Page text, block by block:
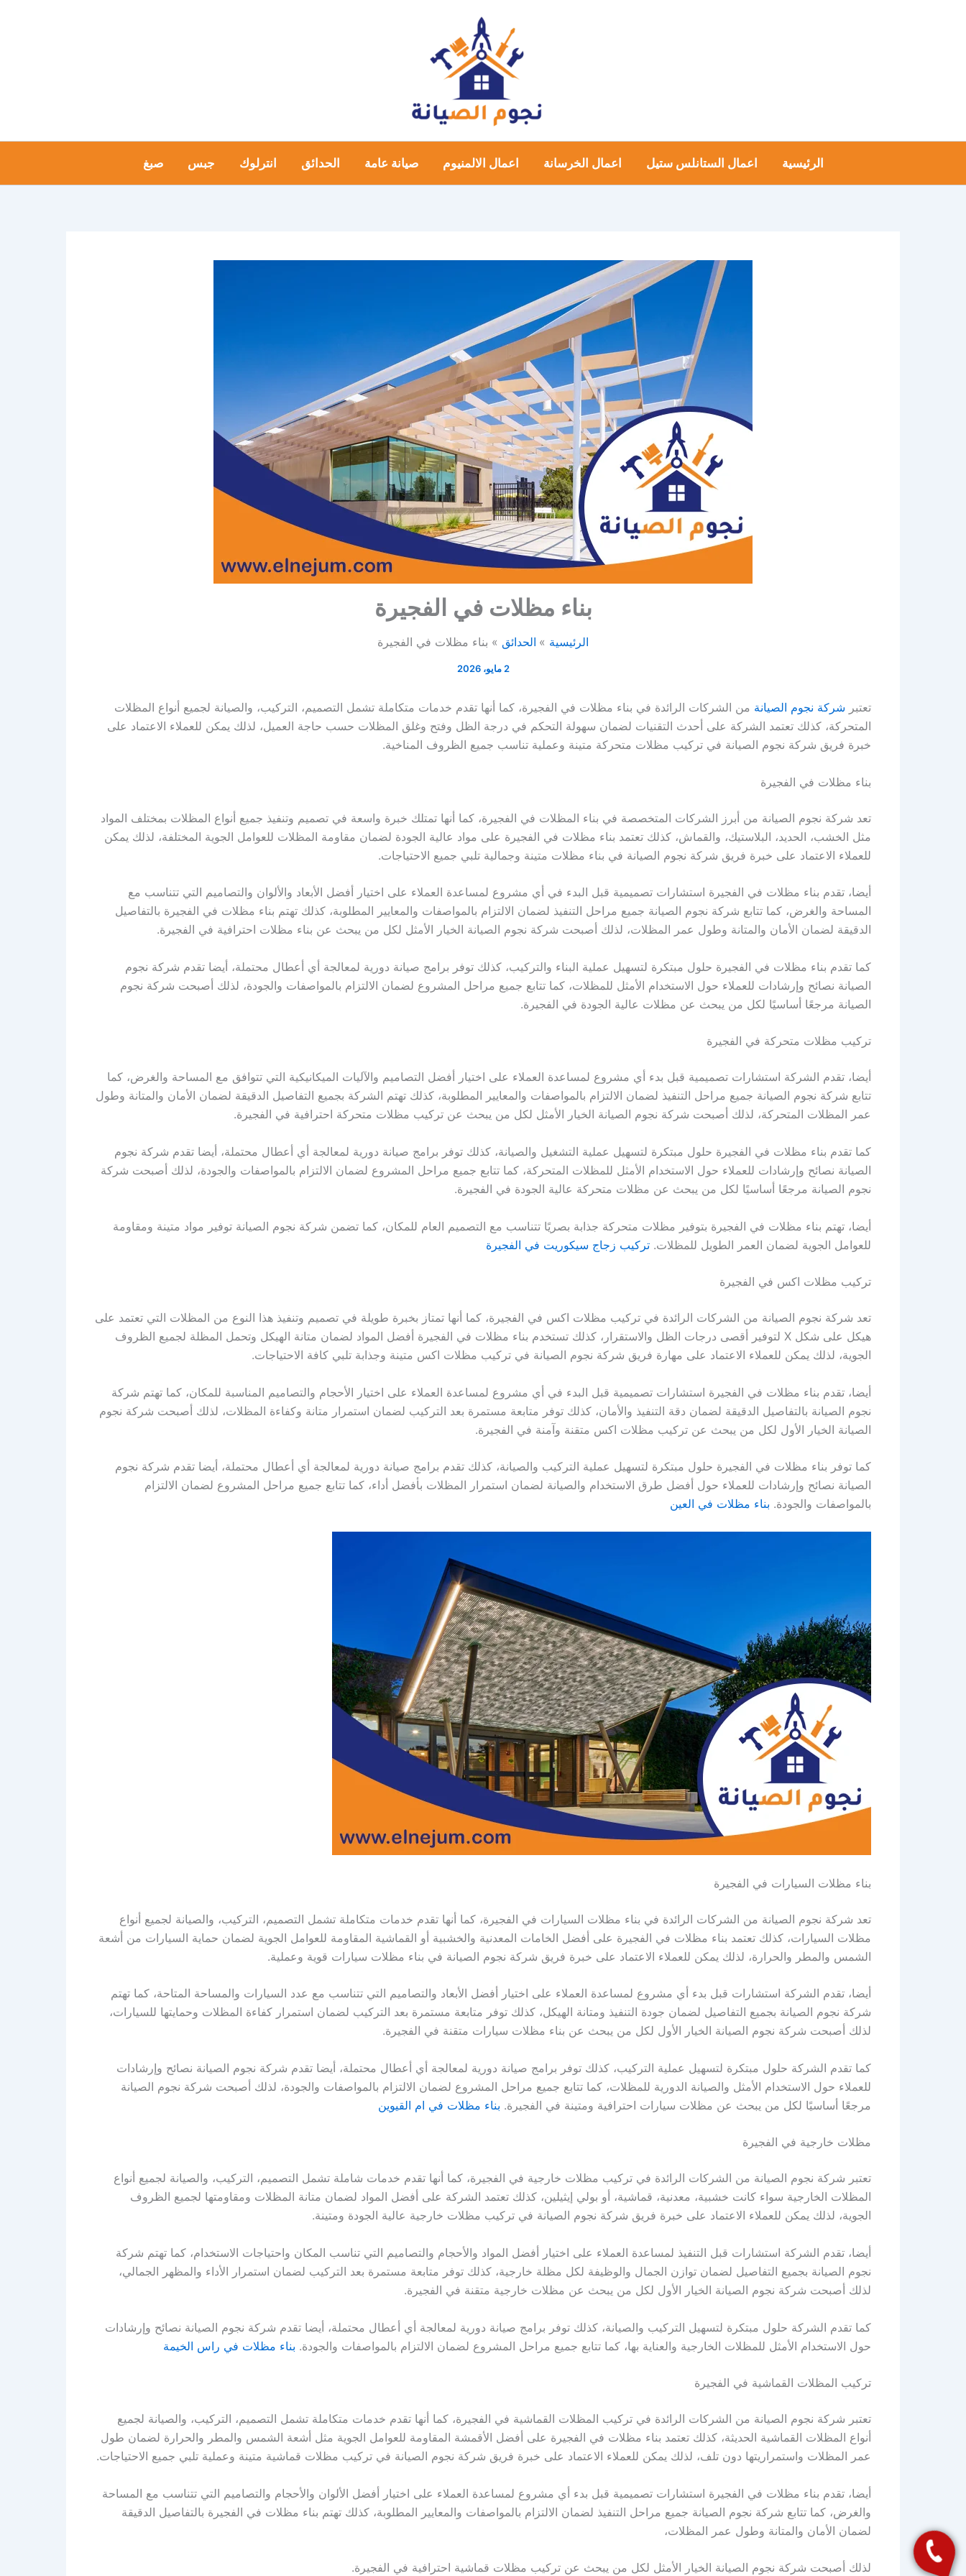
الرئيسية اعمال الستانلس ستيل اعمال الخرسانة اعمال الالمنيوم صيانة عامة الحدائق انترلوك جبس صبغ
بناء مظلات في الفجيرة
الرئيسية الحدائق بناء مظلات في الفجيرة
2 مايو، 2026
تعتبر شركة نجوم الصيانة من الشركات الرائدة في بناء مظلات في الفجيرة، كما أنها تقدم خدمات متكاملة تشمل التصميم، التركيب، والصيانة لجميع أنواع المظلات
المتحركة، كذلك تعتمد الشركة على أحدث التقنيات لضمان سهولة التحكم في درجة الظل وفتح وغلق المظلات حسب حاجة العميل، لذلك يمكن للعملاء الاعتماد على
خبرة فريق شركة نجوم الصيانة في تركيب مظلات متحركة متينة وعملية تناسب جميع الظروف المناخية.
بناء مظلات في الفجيرة
تعد شركة نجوم الصيانة من أبرز الشركات المتخصصة في بناء المظلات في الفجيرة، كما أنها تمتلك خبرة واسعة في تصميم وتنفيذ جميع أنواع المظلات بمختلف المواد
مثل الخشب، الحديد، البلاستيك، والقماش، كذلك تعتمد بناء مظلات في الفجيرة على مواد عالية الجودة لضمان مقاومة المظلات للعوامل الجوية المختلفة، لذلك يمكن
للعملاء الاعتماد على خبرة فريق شركة نجوم الصيانة في بناء مظلات متينة وجمالية تلبي جميع الاحتياجات.
أيضا، تقدم بناء مظلات في الفجيرة استشارات تصميمية قبل البدء في أي مشروع لمساعدة العملاء على اختيار أفضل الأبعاد والألوان والتصاميم التي تتناسب مع
المساحة والغرض، كما تتابع شركة نجوم الصيانة جميع مراحل التنفيذ لضمان الالتزام بالمواصفات والمعايير المطلوبة، كذلك تهتم بناء مظلات في الفجيرة بالتفاصيل
الدقيقة لضمان الأمان والمتانة وطول عمر المظلات، لذلك أصبحت شركة نجوم الصيانة الخيار الأمثل لكل من يبحث عن بناء مظلات احترافية في الفجيرة.
كما تقدم بناء مظلات في الفجيرة حلول مبتكرة لتسهيل عملية البناء والتركيب، كذلك توفر برامج صيانة دورية لمعالجة أي أعطال محتملة، أيضا تقدم شركة نجوم
الصيانة نصائح وإرشادات للعملاء حول الاستخدام الأمثل للمظلات، كما تتابع جميع مراحل المشروع لضمان الالتزام بالمواصفات والجودة، لذلك أصبحت شركة نجوم
الصيانة مرجعًا أساسيًا لكل من يبحث عن مظلات عالية الجودة في الفجيرة.
تركيب مظلات متحركة في الفجيرة
أيضا، تقدم الشركة استشارات تصميمية قبل بدء أي مشروع لمساعدة العملاء على اختيار أفضل التصاميم والآليات الميكانيكية التي تتوافق مع المساحة والغرض، كما
تتابع شركة نجوم الصيانة جميع مراحل التنفيذ لضمان الالتزام بالمواصفات والمعايير المطلوبة، كذلك تهتم الشركة بجميع التفاصيل الدقيقة لضمان الأمان والمتانة وطول
عمر المظلات المتحركة، لذلك أصبحت شركة نجوم الصيانة الخيار الأمثل لكل من يبحث عن تركيب مظلات متحركة احترافية في الفجيرة.
كما تقدم بناء مظلات في الفجيرة حلول مبتكرة لتسهيل عملية التشغيل والصيانة، كذلك توفر برامج صيانة دورية لمعالجة أي أعطال محتملة، أيضا تقدم شركة نجوم
الصيانة نصائح وإرشادات للعملاء حول الاستخدام الأمثل للمظلات المتحركة، كما تتابع جميع مراحل المشروع لضمان الالتزام بالمواصفات والجودة، لذلك أصبحت شركة
نجوم الصيانة مرجعًا أساسيًا لكل من يبحث عن مظلات متحركة عالية الجودة في الفجيرة.
أيضا، تهتم بناء مظلات في الفجيرة بتوفير مظلات متحركة جذابة بصريًا تتناسب مع التصميم العام للمكان، كما تضمن شركة نجوم الصيانة توفير مواد متينة ومقاومة
للعوامل الجوية لضمان العمر الطويل للمظلات. تركيب زجاج سيكوريت في الفجيرة
تركيب مظلات اكس في الفجيرة
تعد شركة نجوم الصيانة من الشركات الرائدة في تركيب مظلات اكس في الفجيرة، كما أنها تمتاز بخبرة طويلة في تصميم وتنفيذ هذا النوع من المظلات التي تعتمد على
هيكل على شكل X لتوفير أقصى درجات الظل والاستقرار، كذلك تستخدم بناء مظلات في الفجيرة أفضل المواد لضمان متانة الهيكل وتحمل المظلة لجميع الظروف
الجوية، لذلك يمكن للعملاء الاعتماد على مهارة فريق شركة نجوم الصيانة في تركيب مظلات اكس متينة وجذابة تلبي كافة الاحتياجات.
أيضا، تقدم بناء مظلات في الفجيرة استشارات تصميمية قبل البدء في أي مشروع لمساعدة العملاء على اختيار الأحجام والتصاميم المناسبة للمكان، كما تهتم شركة
نجوم الصيانة بالتفاصيل الدقيقة لضمان دقة التنفيذ والأمان، كذلك توفر متابعة مستمرة بعد التركيب لضمان استمرار متانة وكفاءة المظلات، لذلك أصبحت شركة نجوم
الصيانة الخيار الأول لكل من يبحث عن تركيب مظلات اكس متقنة وآمنة في الفجيرة.
كما توفر بناء مظلات في الفجيرة حلول مبتكرة لتسهيل عملية التركيب والصيانة، كذلك تقدم برامج صيانة دورية لمعالجة أي أعطال محتملة، أيضا تقدم شركة نجوم
الصيانة نصائح وإرشادات للعملاء حول أفضل طرق الاستخدام والصيانة لضمان استمرار المظلات بأفضل أداء، كما تتابع جميع مراحل المشروع لضمان الالتزام
بالمواصفات والجودة. بناء مظلات في العين
بناء مظلات السيارات في الفجيرة
تعد شركة نجوم الصيانة من الشركات الرائدة في بناء مظلات السيارات في الفجيرة، كما أنها تقدم خدمات متكاملة تشمل التصميم، التركيب، والصيانة لجميع أنواع
مظلات السيارات، كذلك تعتمد بناء مظلات في الفجيرة على أفضل الخامات المعدنية والخشبية أو القماشية المقاومة للعوامل الجوية لضمان حماية السيارات من أشعة
الشمس والمطر والحرارة، لذلك يمكن للعملاء الاعتماد على خبرة فريق شركة نجوم الصيانة في بناء مظلات سيارات قوية وعملية.
أيضا، تقدم الشركة استشارات قبل بدء أي مشروع لمساعدة العملاء على اختيار أفضل الأبعاد والتصاميم التي تتناسب مع عدد السيارات والمساحة المتاحة، كما تهتم
شركة نجوم الصيانة بجميع التفاصيل لضمان جودة التنفيذ ومتانة الهيكل، كذلك توفر متابعة مستمرة بعد التركيب لضمان استمرار كفاءة المظلات وحمايتها للسيارات،
لذلك أصبحت شركة نجوم الصيانة الخيار الأول لكل من يبحث عن بناء مظلات سيارات متقنة في الفجيرة.
كما تقدم الشركة حلول مبتكرة لتسهيل عملية التركيب، كذلك توفر برامج صيانة دورية لمعالجة أي أعطال محتملة، أيضا تقدم شركة نجوم الصيانة نصائح وإرشادات
للعملاء حول الاستخدام الأمثل والصيانة الدورية للمظلات، كما تتابع جميع مراحل المشروع لضمان الالتزام بالمواصفات والجودة، لذلك أصبحت شركة نجوم الصيانة
مرجعًا أساسيًا لكل من يبحث عن مظلات سيارات احترافية ومتينة في الفجيرة. بناء مظلات في ام القيوين
مظلات خارجية في الفجيرة
تعتبر شركة نجوم الصيانة من الشركات الرائدة في تركيب مظلات خارجية في الفجيرة، كما أنها تقدم خدمات شاملة تشمل التصميم، التركيب، والصيانة لجميع أنواع
المظلات الخارجية سواء كانت خشبية، معدنية، قماشية، أو بولي إيثيلين، كذلك تعتمد الشركة على أفضل المواد لضمان متانة المظلات ومقاومتها لجميع الظروف
الجوية، لذلك يمكن للعملاء الاعتماد على خبرة فريق شركة نجوم الصيانة في تركيب مظلات خارجية عالية الجودة ومتينة.
أيضا، تقدم الشركة استشارات قبل التنفيذ لمساعدة العملاء على اختيار أفضل المواد والأحجام والتصاميم التي تناسب المكان واحتياجات الاستخدام، كما تهتم شركة
نجوم الصيانة بجميع التفاصيل لضمان توازن الجمال والوظيفة لكل مظلة خارجية، كذلك توفر متابعة مستمرة بعد التركيب لضمان استمرار الأداء والمظهر الجمالي،
لذلك أصبحت شركة نجوم الصيانة الخيار الأول لكل من يبحث عن مظلات خارجية متقنة في الفجيرة.
كما تقدم الشركة حلول مبتكرة لتسهيل التركيب والصيانة، كذلك توفر برامج صيانة دورية لمعالجة أي أعطال محتملة، أيضا تقدم شركة نجوم الصيانة نصائح وإرشادات
حول الاستخدام الأمثل للمظلات الخارجية والعناية بها، كما تتابع جميع مراحل المشروع لضمان الالتزام بالمواصفات والجودة. بناء مظلات في راس الخيمة
تركيب المظلات القماشية في الفجيرة
تعتبر شركة نجوم الصيانة من الشركات الرائدة في تركيب المظلات القماشية في الفجيرة، كما أنها تقدم خدمات متكاملة تشمل التصميم، التركيب، والصيانة لجميع
أنواع المظلات القماشية الحديثة، كذلك تعتمد بناء مظلات في الفجيرة على أفضل الأقمشة المقاومة للعوامل الجوية مثل أشعة الشمس والمطر والحرارة لضمان طول
عمر المظلات واستمراريتها دون تلف، لذلك يمكن للعملاء الاعتماد على خبرة فريق شركة نجوم الصيانة في تركيب مظلات قماشية متينة وعملية تلبي جميع الاحتياجات.
أيضا، تقدم بناء مظلات في الفجيرة استشارات تصميمية قبل بدء أي مشروع لمساعدة العملاء على اختيار أفضل الألوان والأحجام والتصاميم التي تتناسب مع المساحة
والغرض، كما تتابع شركة نجوم الصيانة جميع مراحل التنفيذ لضمان الالتزام بالمواصفات والمعايير المطلوبة، كذلك تهتم بناء مظلات في الفجيرة بالتفاصيل الدقيقة
لضمان الأمان والمتانة وطول عمر المظلات،
لذلك أصبحت شركة نجوم الصيانة الخيار الأمثل لكل من يبحث عن تركيب مظلات قماشية احترافية في الفجيرة.